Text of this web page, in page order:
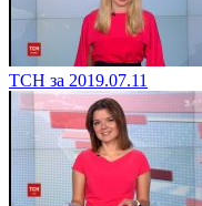
ТСН за 2019.07.11